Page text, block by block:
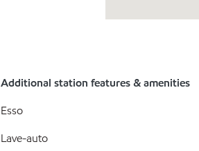
Additional station features & amenities
Esso
Lave-auto